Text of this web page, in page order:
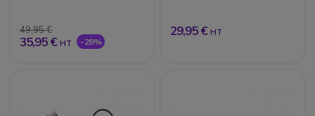
49,95 €
35,95 € HT -28%
29,95 € HT